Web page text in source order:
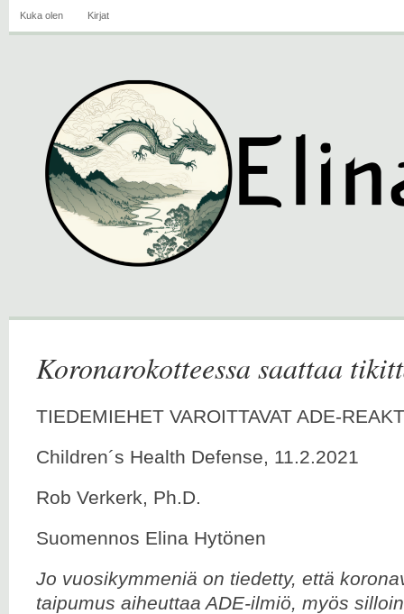
Kuka olen Kirjat
Koronarokotteessa saattaa
TIEDEMIEHET VAROITTAVAT ADE-
Children´s Health Defense, 11.2.2021
Rob Verkerk, Ph.D.
Suomennos Elina Hytönen
Jo vuosikymmeniä on tiedetty, että
taipumus aiheuttaa ADE-ilmiö, myös